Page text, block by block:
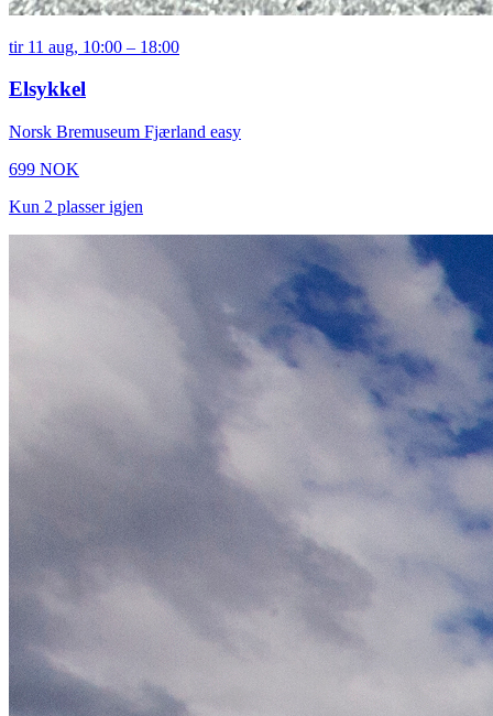
tir 11 aug, 10:00 – 18:00
Elsykkel
Norsk Bremuseum Fjærland easy
699 NOK
Kun 2 plasser igjen